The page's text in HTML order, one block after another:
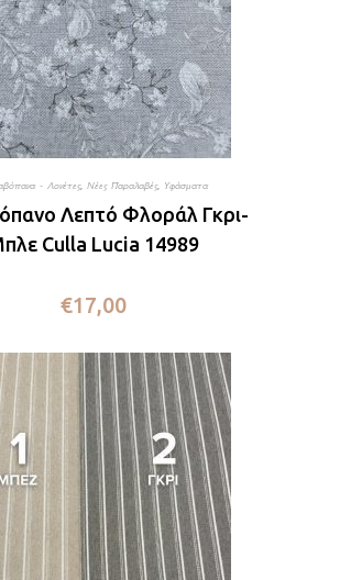
- Λονέτες, Νέες Παραλαβές, Υφάσματα
Λεπτό Φλοράλ Γκρι-
Culla Lucia 14989
€17,00